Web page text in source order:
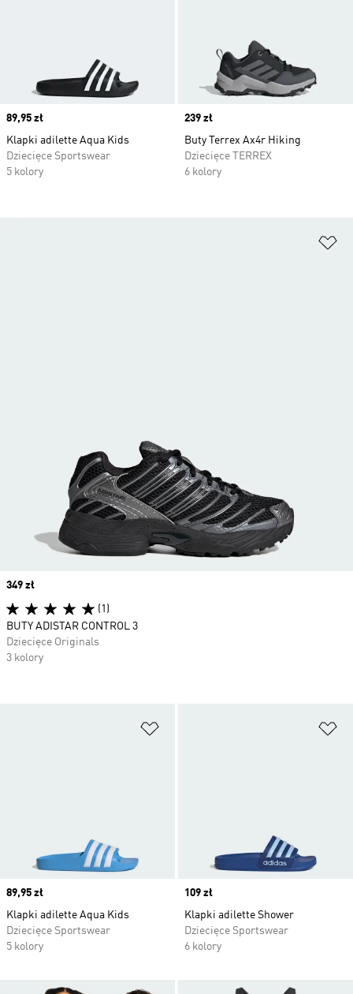
Price
89,95 zł
Klapki adilette Aqua Kids
Dziecięce Sportswear
5 kolory
Price
239 zł
Buty Terrex Ax4r Hiking
Dziecięce TERREX
6 kolory
Price
89,95 zł
Klapki adilette Aqua Kids
Dziecięce Sportswear
5 kolory
Price
109 zł
Klapki adilette Shower
Dziecięce Sportswear
6 kolory
Price
349 zł
(1)
BUTY ADISTAR CONTROL 3
Dziecięce Originals
3 kolory